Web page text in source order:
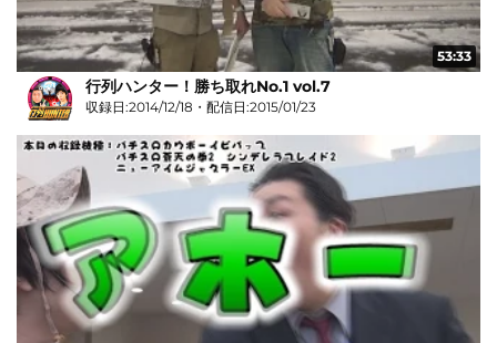
53:33
行列ハンター！勝ち取れNo.1 vol.7
収録日:2014/12/18・配信日:2015/01/23